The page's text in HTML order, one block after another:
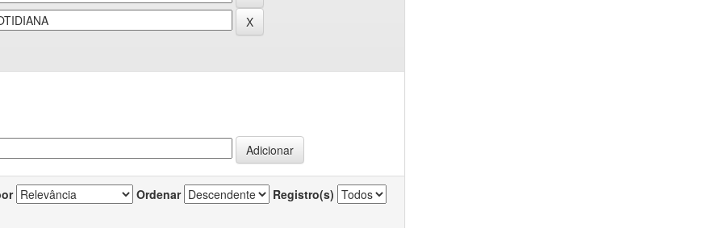
Ordenar Registro(s)